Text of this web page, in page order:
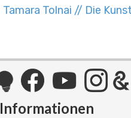
Tamara Tolnai // Die
Informationen